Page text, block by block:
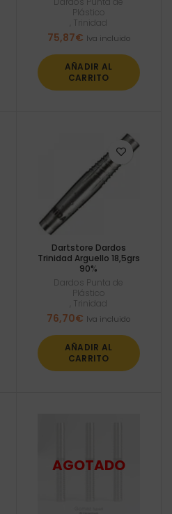
Plástico
Trinidad
75,87€ Iva incluido
AÑADIR AL
CARRITO
Dartstore Dardos
Trinidad Arguello 18,5grs
90%
Dardos Punta de
Plástico
Trinidad
76,70€ Iva incluido
AÑADIR AL
CARRITO